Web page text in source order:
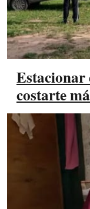
Estacionar
costarte